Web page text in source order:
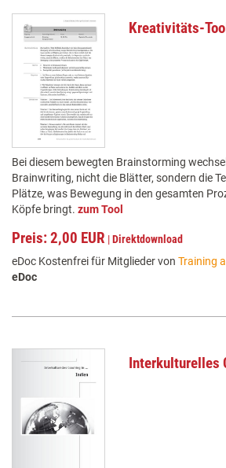
Kreativitäts-
Bei diesem bewegten Brainstorming
Brainwriting, nicht die Blätter, sondern die
Plätze, was Bewegung in den gesamten
Köpfe bringt. zum Tool
Preis: 2,00 EUR |Direktdownload
eDoc Kostenfrei für Mitglieder von Training
eDoc
Interkulturelles